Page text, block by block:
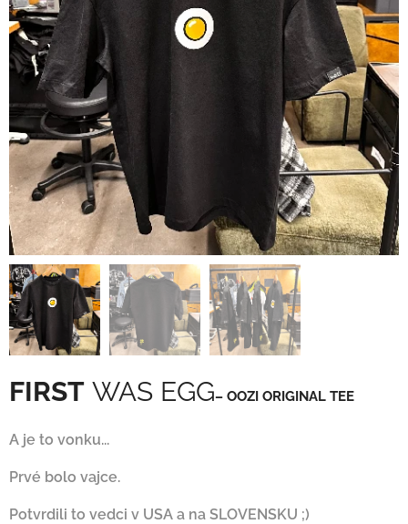
FIRST WAS EGG– OOZI ORIGINAL TEE
A je to vonku...
Prvé bolo vajce.
Potvrdili to vedci v USA a na SLOVENSKU ;)